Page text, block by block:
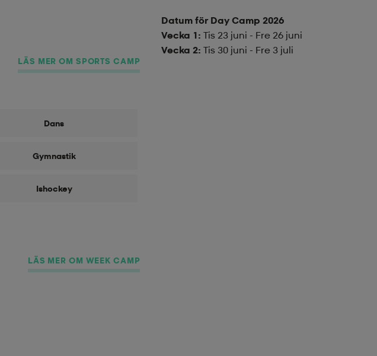
LÄS MER OM SPORTS CAMP
Dans
Gymnastik
Ishockey
LÄS MER OM WEEK CAMP
Datum för Day Camp 2026
Vecka 1: Tis 23 juni - Fre 26 juni
Vecka 2: Tis 30 juni - Fre 3 juli